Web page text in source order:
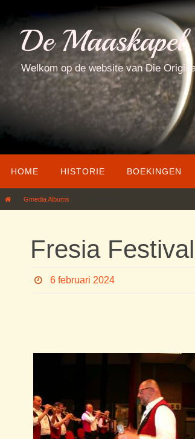
inhoudDe Maaskapel
Welkom op de website van Die
naar
de
HOME HISTORIE BOEKINGEN
HomeGmedia Albums
Fresia Festival
6 februari 2024